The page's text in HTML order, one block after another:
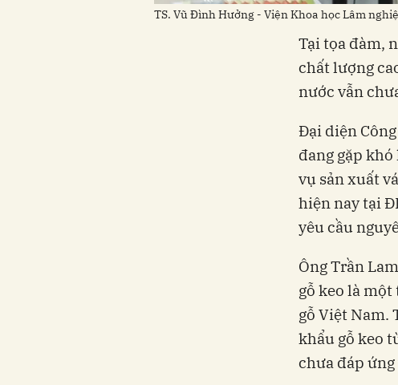
TS. Vũ Đình Hưởng - Viện Khoa học Lâm
Tại tọa đàm,
chất lượng
nước vẫn
Đại diện
đang gặp
vụ sản xuất
hiện nay tại
yêu cầu
Ông Trần
gỗ keo là
gỗ Việt Nam.
khẩu gỗ keo
chưa đáp